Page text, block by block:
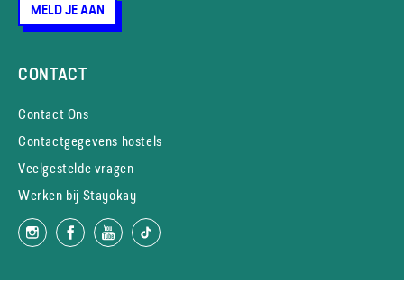
MELD JE AAN
CONTACT
Contact Ons
Contactgegevens hostels
Veelgestelde vragen
Werken bij Stayokay